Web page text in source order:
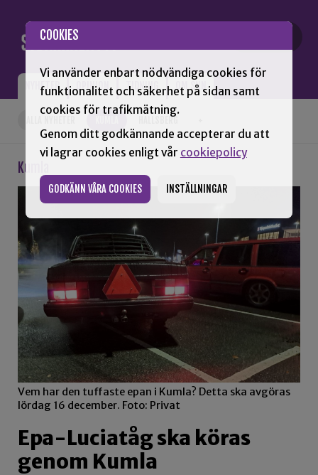
COOKIES
Vi använder enbart nödvändiga cookies för
funktionalitet och säkerhet på sidan samt
cookies för trafikmätning.
Genom ditt godkännande accepterar du att
vi lagrar cookies enligt vår cookiepolicy
GODKÄNN VÅRA COOKIES INSTÄLLNINGAR
NYHETER OPINION TIDNING OM SNN
HALLSBERG
Kumla
Vem har den tuffaste epan i Kumla? Detta ska avgöras
lördag 16 december. Foto: Privat
Epa-Luciatåg ska köras
genom Kumla